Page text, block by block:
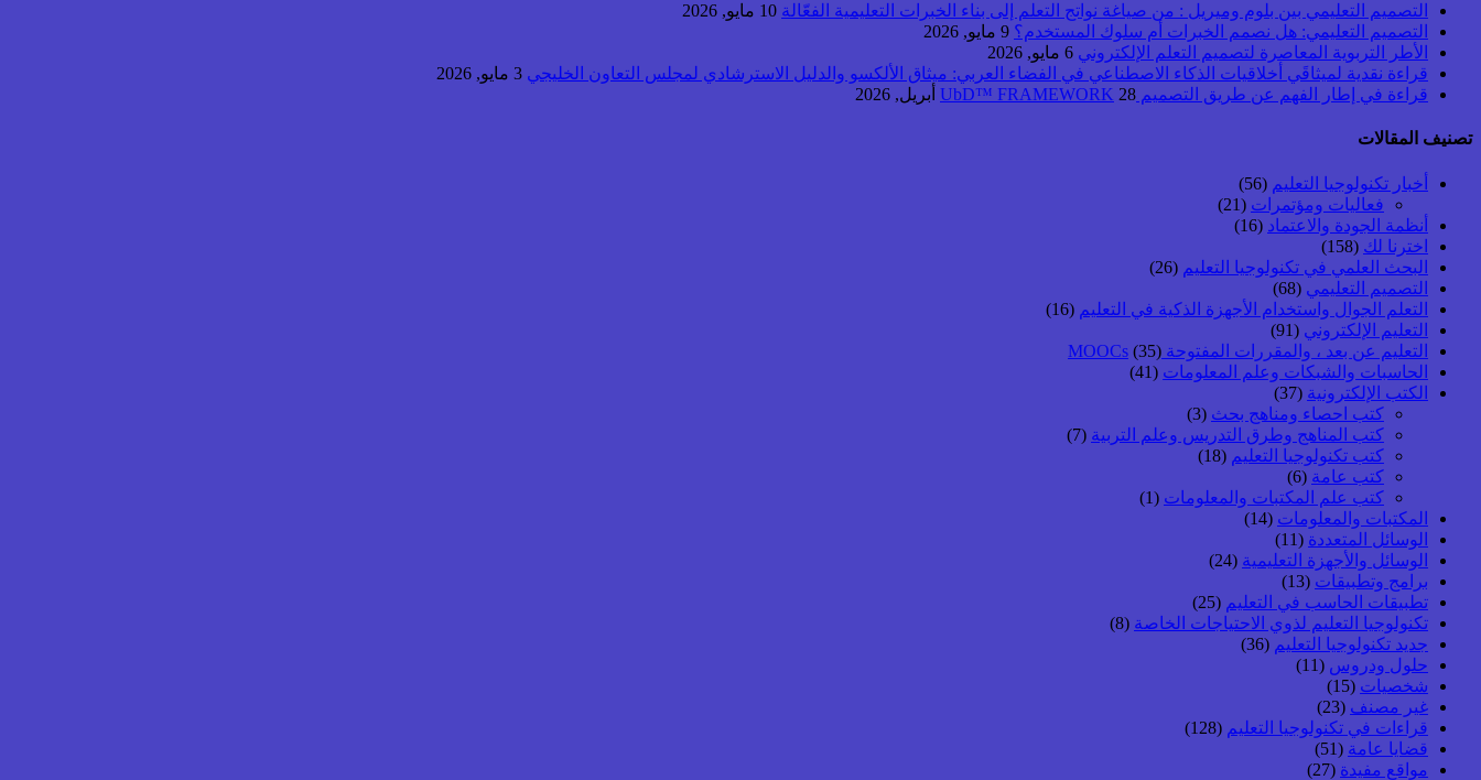
التصميم التعليمي بين بلوم وميريل : من صياغة نواتج التعلم إلى بناء الخبرات التعليمية الفعّالة 10 مايو, 2026
التصميم التعليمي: هل نصمم الخبرات أم سلوك المستخدم؟ 9 مايو, 2026
الأطر التربوية المعاصرة لتصميم التعلم الإلكتروني 6 مايو, 2026
قراءة نقدية لميثاقَي أخلاقيات الذكاء الاصطناعي في الفضاء العربي: ميثاق الألكسو والدليل الاسترشادي لمجلس التعاون الخليجي 3 مايو, 2026
قراءة في إطار الفهم عن طريق التصميم UbD™ FRAMEWORK 28 أبريل, 2026
تصنيف المقالات
أخبار تكنولوجيا التعليم (56)
فعاليات ومؤتمرات (21)
أنظمة الجودة والاعتماد (16)
اخترنا لك (158)
البحث العلمي في تكنولوجيا التعليم (26)
التصميم التعليمي (68)
التعلم الجوال واستخدام الأجهزة الذكية في التعليم (16)
التعليم الإلكتروني (91)
التعليم عن بعد ، والمقررات المفتوحة MOOCs (35)
الحاسبات والشبكات وعلم المعلومات (41)
الكتب الإلكترونية (37)
كتب احصاء ومناهج بحث (3)
كتب المناهج وطرق التدريس وعلم التربية (7)
كتب تكنولوجيا التعليم (18)
كتب عامة (6)
كتب علم المكتبات والمعلومات (1)
المكتبات والمعلومات (14)
الوسائل المتعددة (11)
الوسائل والأجهزة التعليمية (24)
برامج وتطبيقات (13)
تطبيقات الحاسب في التعليم (25)
تكنولوجيا التعليم لذوي الاحتياجات الخاصة (8)
جديد تكنولوجيا التعليم (36)
حلول ودروس (11)
شخصيات (15)
غير مصنف (23)
قراءات في تكنولوجيا التعليم (128)
قضايا عامة (51)
مواقع مفيدة (27)